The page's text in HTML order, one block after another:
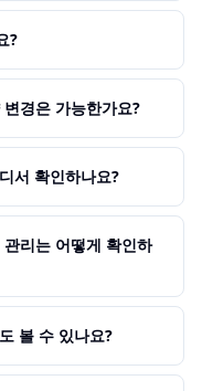
?
경은 가능한가요?
서 확인하나요?
리는 어떻게 확인하
볼 수 있나요?